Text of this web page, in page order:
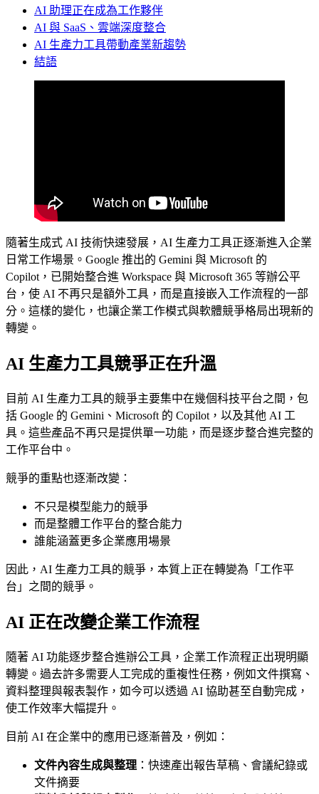
AI 助理正在成為工作夥伴
AI 與 SaaS、雲端深度整合
AI 生產力工具帶動產業新趨勢
結語
隨著生成式 AI 技術快速發展，AI 生產力工具正逐漸進入企業
日常工作場景。Google 推出的 Gemini 與 Microsoft 的
Copilot，已開始整合進 Workspace 與 Microsoft 365 等辦公平
台，使 AI 不再只是額外工具，而是直接嵌入工作流程的一部
分。這樣的變化，也讓企業工作模式與軟體競爭格局出現新的
轉變。
AI 生產力工具競爭正在升溫
目前 AI 生產力工具的競爭主要集中在幾個科技平台之間，包
括 Google 的 Gemini、Microsoft 的 Copilot，以及其他 AI 工
具。這些產品不再只是提供單一功能，而是逐步整合進完整的
工作平台中。
競爭的重點也逐漸改變：
不只是模型能力的競爭
而是整體工作平台的整合能力
誰能涵蓋更多企業應用場景
因此，AI 生產力工具的競爭，本質上正在轉變為「工作平
台」之間的競爭。
AI 正在改變企業工作流程
隨著 AI 功能逐步整合進辦公工具，企業工作流程正出現明顯
轉變。過去許多需要人工完成的重複性任務，例如文件撰寫、
資料整理與報表製作，如今可以透過 AI 協助甚至自動完成，
使工作效率大幅提升。
目前 AI 在企業中的應用已逐漸普及，例如：
文件內容生成與整理 ：快速產出報告草稿、會議紀錄或
文件摘要